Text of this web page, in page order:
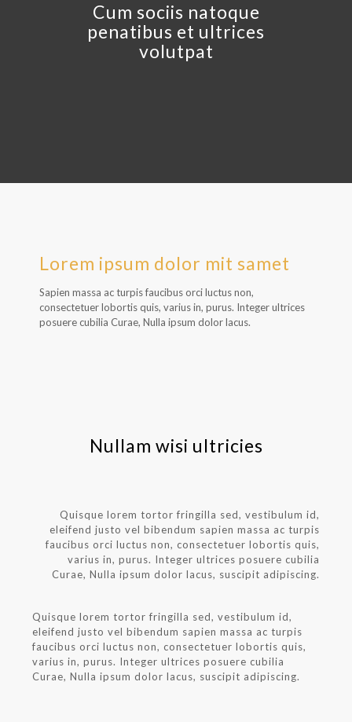
Cum sociis natoque
penatibus et ultrices
volutpat
Lorem ipsum dolor mit samet
Sapien massa ac turpis faucibus orci luctus non,
consectetuer lobortis quis, varius in, purus. Integer ultrices
posuere cubilia Curae, Nulla ipsum dolor lacus.
Nullam wisi ultricies
Quisque lorem tortor fringilla sed, vestibulum id,
eleifend justo vel bibendum sapien massa ac turpis
faucibus orci luctus non, consectetuer lobortis quis,
varius in, purus. Integer ultrices posuere cubilia
Curae, Nulla ipsum dolor lacus, suscipit adipiscing.
Quisque lorem tortor fringilla sed, vestibulum id,
eleifend justo vel bibendum sapien massa ac turpis
faucibus orci luctus non, consectetuer lobortis quis,
varius in, purus. Integer ultrices posuere cubilia
Curae, Nulla ipsum dolor lacus, suscipit adipiscing.